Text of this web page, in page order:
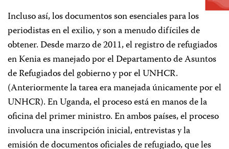
Incluso así, los documentos son esenciales para los
periodistas en el exilio, y son a menudo difíciles de
obtener. Desde marzo de 2011, el registro de refugiados
en Kenia es manejado por el Departamento de Asuntos
de Refugiados del gobierno y por el UNHCR.
(Anteriormente la tarea era manejada únicamente por el
UNHCR). En Uganda, el proceso está en manos de la
oficina del primer ministro. En ambos países, el proceso
involucra una inscripción inicial, entrevistas y la
emisión de documentos oficiales de refugiado, que les